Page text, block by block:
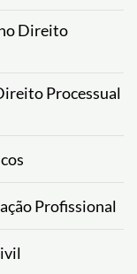
Direito
Processual
Profissional